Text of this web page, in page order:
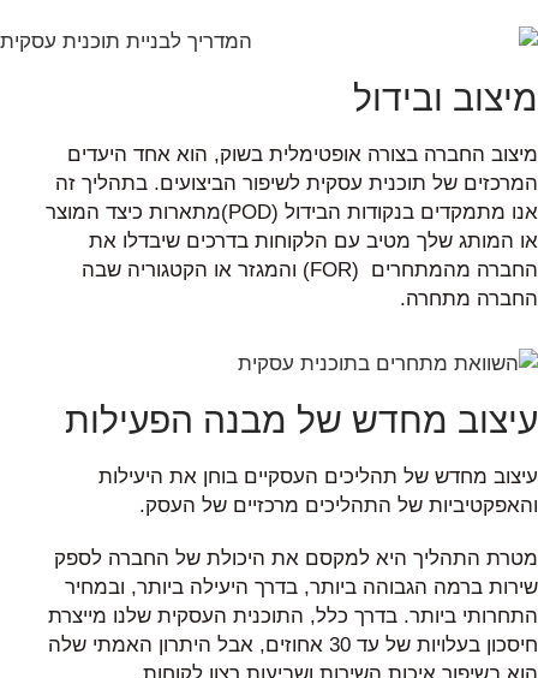
מיצוב ובידול
מיצוב החברה בצורה אופטימלית בשוק, הוא אחד היעדים
המרכזים של תוכנית עסקית לשיפור הביצועים. בתהליך זה
אנו מתמקדים בנקודות הבידול (POD)מתארות כיצד המוצר
או המותג שלך מטיב עם הלקוחות בדרכים שיבדלו את
החברה מהמתחרים (FOR) והמגזר או הקטגוריה שבה
החברה מתחרה.
עיצוב מחדש של מבנה הפעילות
עיצוב מחדש של תהליכים העסקיים בוחן את היעילות
והאפקטיביות של התהליכים מרכזיים של העסק.
מטרת התהליך היא למקסם את היכולת של החברה לספק
שירות ברמה הגבוהה ביותר, בדרך היעילה ביותר, ובמחיר
התחרותי ביותר. בדרך כלל, התוכנית העסקית שלנו מייצרת
חיסכון בעלויות של עד 30 אחוזים, אבל היתרון האמתי שלה